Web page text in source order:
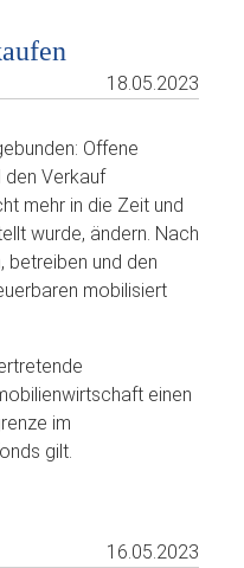
18.05.2023
Offene
den Verkauf
mehr in die Zeit und
wurde, ändern. Nach
betreiben und den
mobilisiert
einen
im
gilt.
16.05.2023